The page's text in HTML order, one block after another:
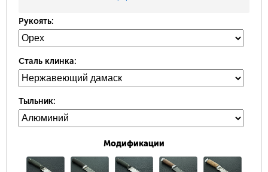
Рукоять:
Сталь клинка:
Тыльник:
Модификации